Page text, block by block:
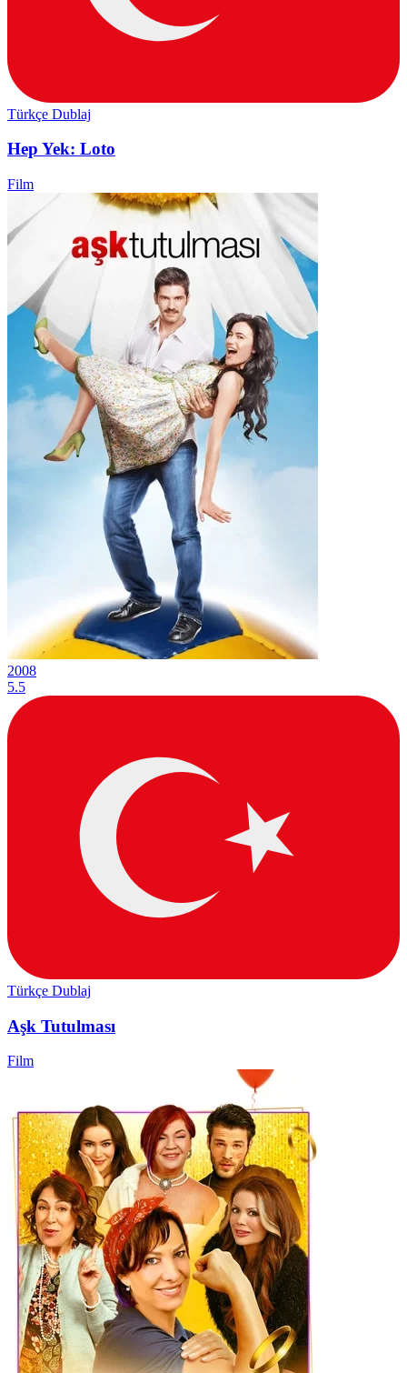
Türkçe Dublaj
Hep Yek: Loto
Film
2008
5.5
Türkçe Dublaj
Aşk Tutulması
Film